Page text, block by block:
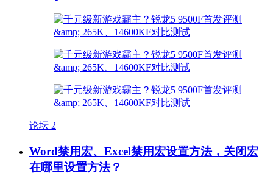
论坛 2
Word禁用宏、Excel禁用宏设置方法，关闭宏
在哪里设置方法？